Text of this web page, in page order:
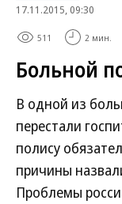
17.11.2015, 09:30
511 2 мин.
Больной
В одной из
перестали
полису
причины
Проблемы